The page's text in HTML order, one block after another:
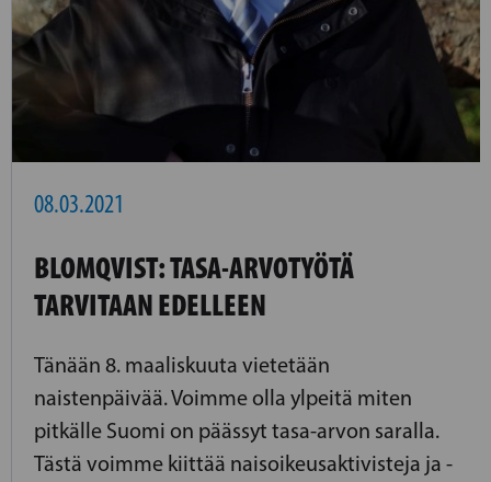
08.03.2021
BLOMQVIST: TASA-ARVOTYÖTÄ
TARVITAAN EDELLEEN
Tänään 8. maaliskuuta vietetään
naistenpäivää. Voimme olla ylpeitä miten
pitkälle Suomi on päässyt tasa-arvon saralla.
Tästä voimme kiittää naisoikeusaktivisteja ja -